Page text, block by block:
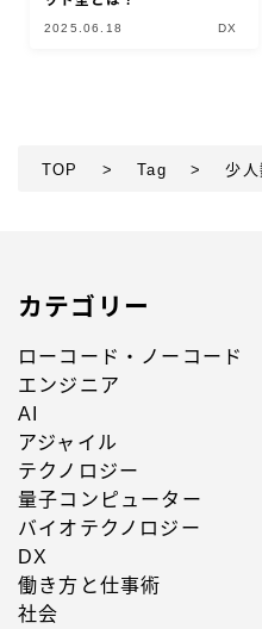
2025.06.18 DX
TOP > Tag > 少人
カテゴリー
ローコード・ノーコード
エンジニア
AI
アジャイル
テクノロジー
量子コンピューター
バイオテクノロジー
DX
働き方と仕事術
社会